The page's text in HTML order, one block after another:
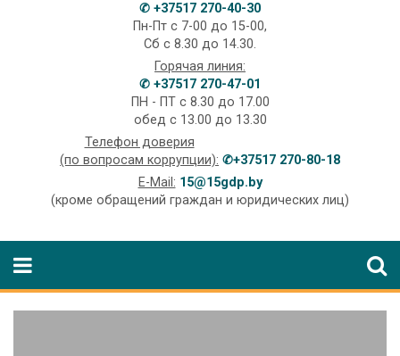
✆ +37517 270-40-30
Пн-Пт с 7-00 до 15-00,
Сб с 8.30 до 14.30.
Горячая линия:
✆ +37517 270-47-01
ПН - ПТ с 8.30 до 17.00
обед с 13.00 до 13.30
Телефон доверия
(по вопросам коррупции): ✆+37517 270-80-18
E-Mail: 15@15gdp.by
(кроме обращений граждан и юридических лиц)